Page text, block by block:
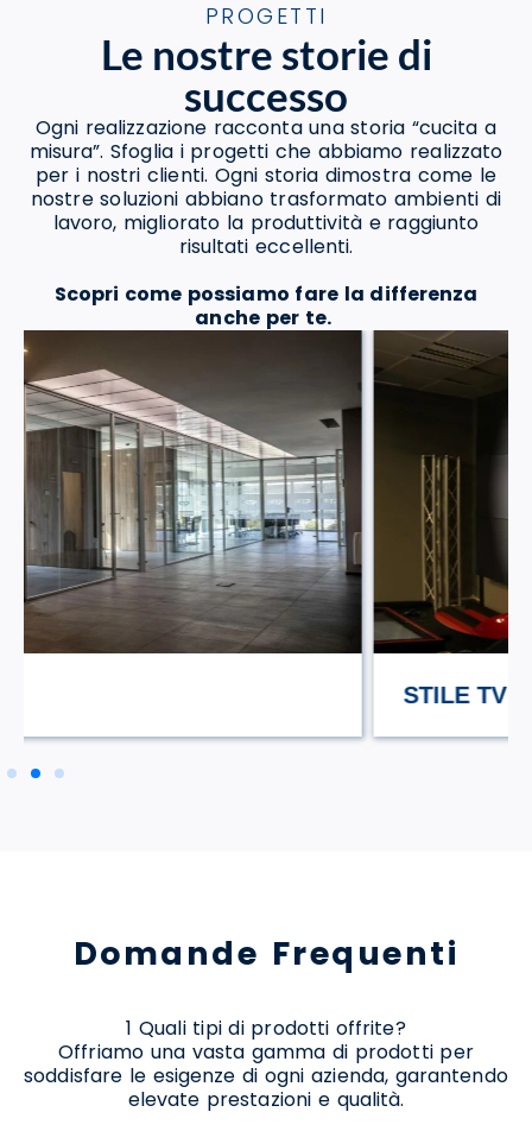
PROGETTI
Le nostre storie di
successo
Ogni realizzazione racconta una storia “cucita a
misura”. Sfoglia i progetti che abbiamo realizzato
per i nostri clienti. Ogni storia dimostra come le
nostre soluzioni abbiano trasformato ambienti di
lavoro, migliorato la produttività e raggiunto
risultati eccellenti.
Scopri come possiamo fare la differenza
anche per te.
Domande Frequenti
1 Quali tipi di prodotti offrite?
Offriamo una vasta gamma di prodotti per
soddisfare le esigenze di ogni azienda, garantendo
elevate prestazioni e qualità.